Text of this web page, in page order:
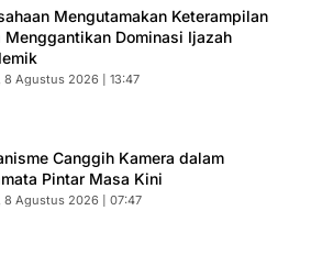
Mengutamakan Keterampilan
Menggantikan Dominasi Ijazah
8 Agustus 2026 | 13:47
Canggih Kamera dalam
Pintar Masa Kini
8 Agustus 2026 | 07:47